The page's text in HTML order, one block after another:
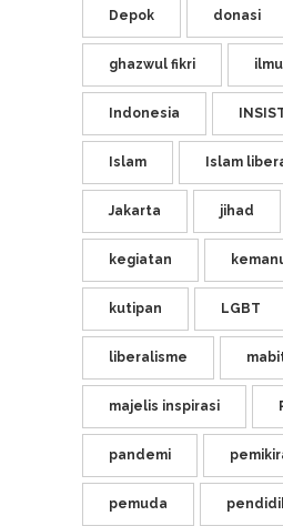
Depok donasi
ghazwul fikri ilmu
Indonesia
Islam Islam
Jakarta jihad
kegiatan
kutipan LGBT
liberalisme
majelis inspirasi
pandemi
pemuda